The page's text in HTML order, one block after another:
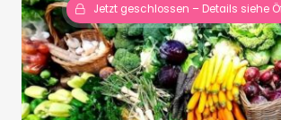
Jetzt geschlossen – Details siehe